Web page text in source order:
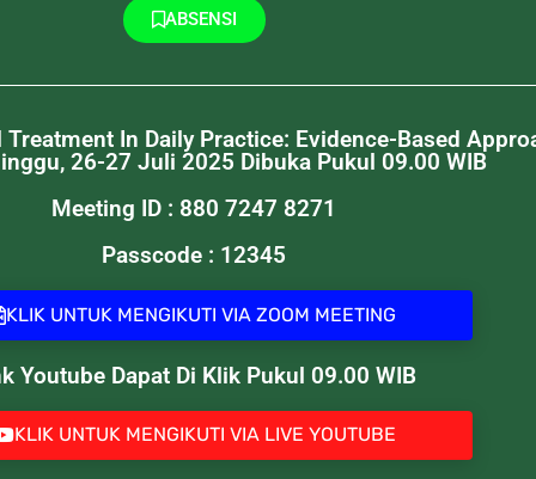
ABSENSI
In Daily Practice: Evidence-Based
26-27 Juli 2025 Dibuka Pukul 09.00 WIB
Meeting ID : 880 7247 8271
Passcode : 12345
KLIK UNTUK MENGIKUTI VIA ZOOM MEETING
Youtube Dapat Di Klik Pukul 09.00 WIB
KLIK UNTUK MENGIKUTI VIA LIVE YOUTUBE